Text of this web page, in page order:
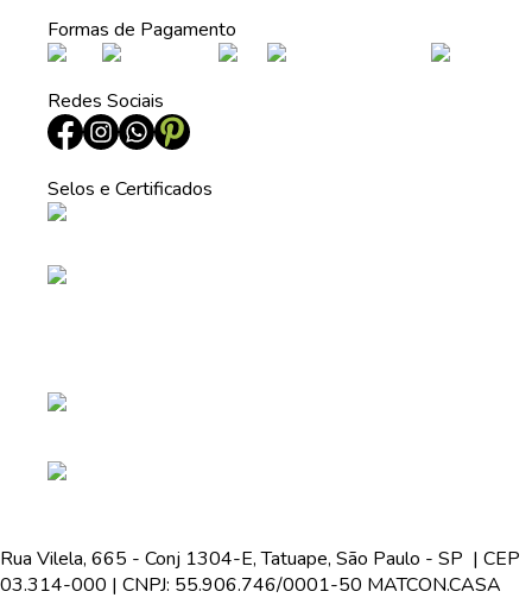
Formas de Pagamento
Redes Sociais
Selos e Certificados
Rua Vilela, 665 - Conj 1304-E, Tatuape, São Paulo - SP | CEP
03.314-000 | CNPJ: 55.906.746/0001-50 MATCON.CASA